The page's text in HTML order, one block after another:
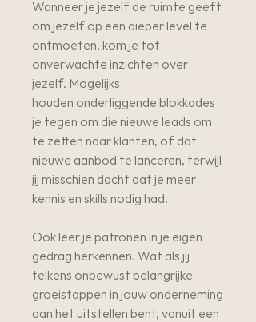
Wanneer je jezelf de ruimte geeft
om jezelf op een dieper level te
ontmoeten, kom je tot
onverwachte inzichten over
jezelf. Mogelijks
houden onderliggende blokkades
je tegen om die nieuwe leads om
te zetten naar klanten, of dat
nieuwe aanbod te lanceren, terwijl
jij misschien dacht dat je meer
kennis en skills nodig had.
Ook leer je patronen in je eigen
gedrag herkennen. Wat als jij
telkens onbewust belangrijke
groeistappen in jouw onderneming
aan het uitstellen bent, vanuit een